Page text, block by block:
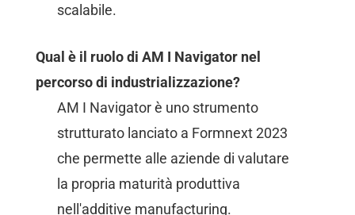
scalabile.
Qual è il ruolo di AM I Navigator nel
percorso di industrializzazione?
AM I Navigator è uno strumento
strutturato lanciato a Formnext 2023
che permette alle aziende di valutare
la propria maturità produttiva
nell'additive manufacturing.